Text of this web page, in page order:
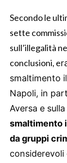
Secondo le
sette
sull’illegalità
conclusioni, e
smaltimento
Napoli, in
Aversa e
smaltimento
da gruppi